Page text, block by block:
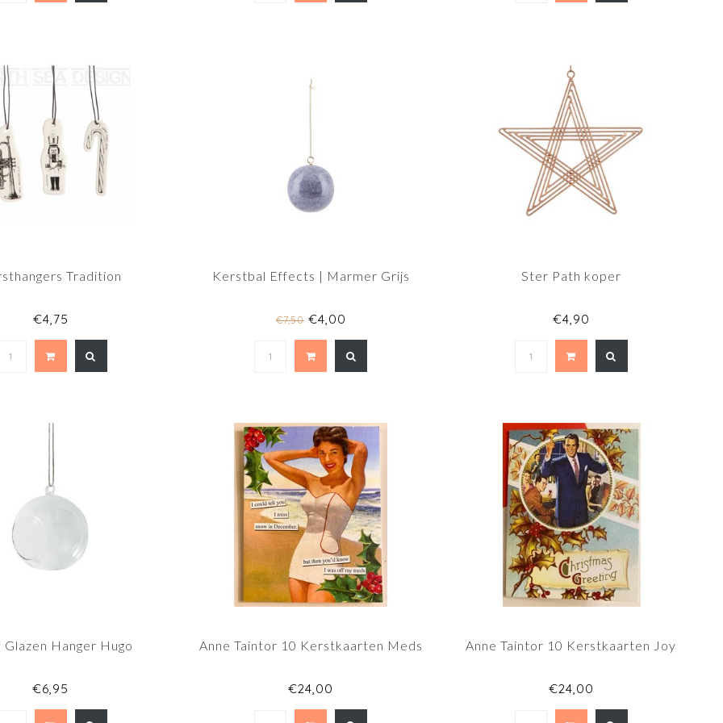
Tradition
€4,75
Kerstbal Effects | Marmer Grijs
€7,50€4,00
Ster Path koper
€4,90
Hanger Hugo
€6,95
Anne Taintor 10 Kerstkaarten Meds
€24,00
Anne Taintor 10 Kerstkaarten Joy
€24,00